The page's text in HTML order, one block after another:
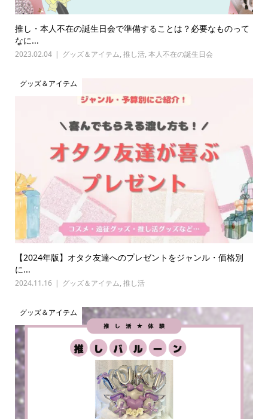
推し・本人不在の誕生日会で準備することは？必要なものって
なに...
2023.02.04 グッズ＆アイテム, 推し活, 本人不在の誕生日会
グッズ＆アイテム
【2024年版】オタク友達へのプレゼントをジャンル・価格別
に...
2024.11.16 グッズ＆アイテム, 推し活
グッズ＆アイテム